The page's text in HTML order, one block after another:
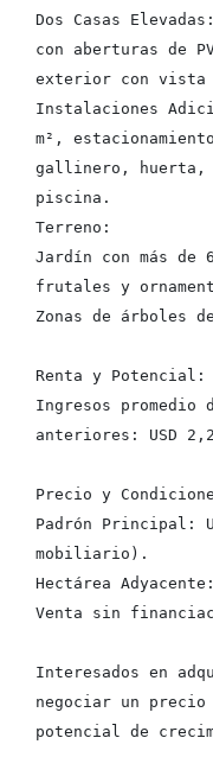
Dos Casas
con aberturas de
exterior con vista
Instalaciones
m²,
gallinero, huerta,
piscina.
Terreno:
Jardín con más de
frutales y
Zonas de árboles
Renta y Potencial:
Ingresos promedio
anteriores: USD
Precio y
Padrón Principal:
mobiliario).
Hectárea
Venta sin
Interesados en
negociar un
potencial de